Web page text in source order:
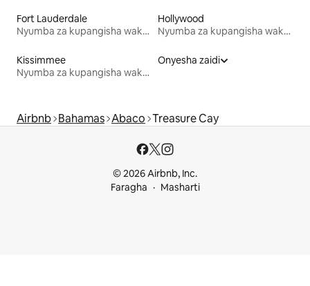
Fort Lauderdale
Nyumba za kupangisha wakati wa likizo
Hollywood
Nyumba za kupangisha wakati wa likizo
Kissimmee
Nyumba za kupangisha wakati wa likizo
Onyesha zaidi
Airbnb Bahamas Abaco Treasure Cay
© 2026 Airbnb, Inc.
Faragha
Masharti